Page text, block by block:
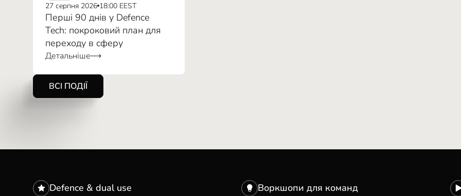
27 серпня 2026 18:00 EEST
Перші 90 днів у Defence
Tech: покроковий план для
переходу в сферу
Детальніше
ВСІ ПОДІЇ
Defence & dual use Воркшопи для команд